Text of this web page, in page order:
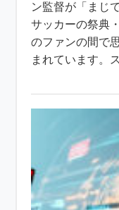
ン監督が「まじ
サッカーの祭典
のファンの間で
まれています。